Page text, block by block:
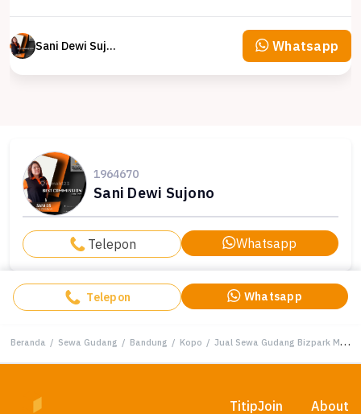
Sani Dewi Sujono Whatsapp
1964670
Sani Dewi Sujono
Telepon Whatsapp
Telepon Whatsapp
Beranda / Sewa Gudang / Bandung / Kopo / Jual Sewa Gudang Bizpark Murah Kopo Kota Bandung
TitipJoin About